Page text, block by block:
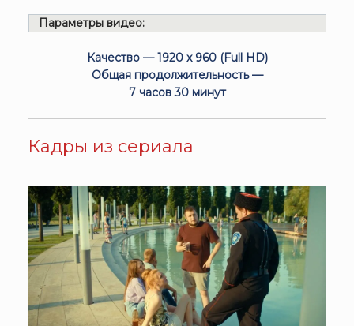
Параметры видео:
Качество — 1920 x 960 (Full HD)
Общая продолжительность —
7 часов 30 минут
Кадры из сериала